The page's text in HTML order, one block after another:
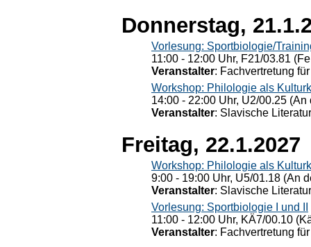
Donnerstag,
Vorlesung: Sportbiologie/
11:00 - 12:00 Uhr, F21/03.81
Veranstalter: Fachvertretung
Workshop: Philologie als
14:00 - 22:00 Uhr, U2/00.25
Veranstalter: Slavische
Freitag, 22.1.2027
Workshop: Philologie als
9:00 - 19:00 Uhr, U5/01.18 (An
Veranstalter: Slavische
Vorlesung: Sportbiologie I und II
11:00 - 12:00 Uhr, KÄ7/00.10
Veranstalter: Fachvertretung